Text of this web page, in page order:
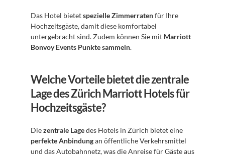
Das Hotel bietet spezielle Zimmerraten für Ihre
Hochzeitsgäste, damit diese komfortabel
untergebracht sind. Zudem können Sie mit Marriott
Bonvoy Events Punkte sammeln.
Welche Vorteile bietet die zentrale
Lage des Zürich Marriott Hotels für
Hochzeitsgäste?
Die zentrale Lage
perfekte Anbindung an öffentliche Verkehrsmittel
und das Autobahnnetz, was die Anreise für Gäste aus